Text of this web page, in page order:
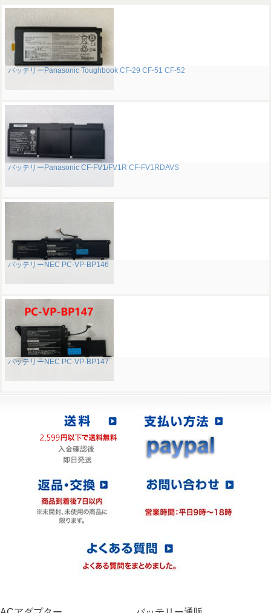
バッテリーPanasonic Toughbook CF-29 CF-51 CF-52
バッテリーPanasonic CF-FV1/FV1R CF-FV1RDAVS
バッテリーNEC PC-VP-BP146
バッテリーNEC PC-VP-BP147